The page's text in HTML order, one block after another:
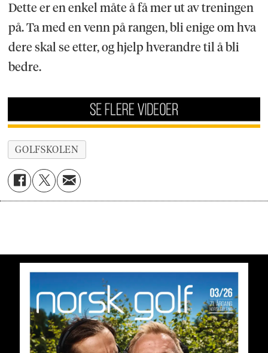
Dette er en enkel måte å få mer ut av treningen
på. Ta med en venn på rangen, bli enige om hva
dere skal se etter, og hjelp hverandre til å bli
bedre.
GOLFSKOLEN